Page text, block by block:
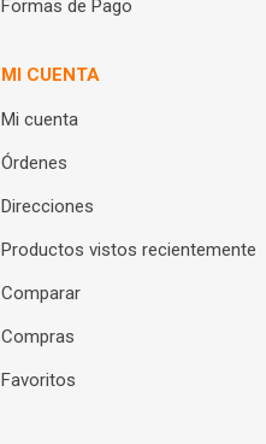
Formas de Pago
MI CUENTA
Mi cuenta
Órdenes
Direcciones
Productos vistos recientemente
Comparar
Compras
Favoritos